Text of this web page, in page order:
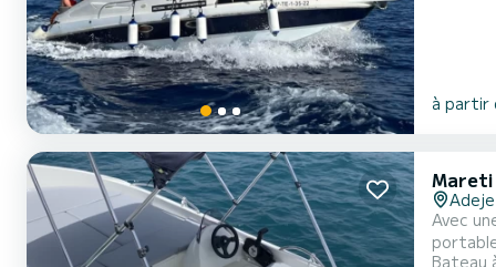
à partir
Mareti
Adeje
Avec
Bateau